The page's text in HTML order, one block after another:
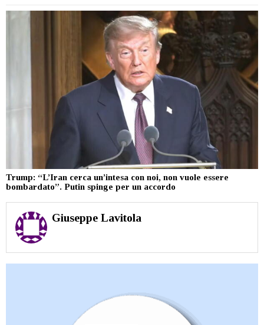
Trump: “L’Iran cerca un’intesa con noi, non vuole essere
bombardato”. Putin spinge per un accordo
Giuseppe Lavitola